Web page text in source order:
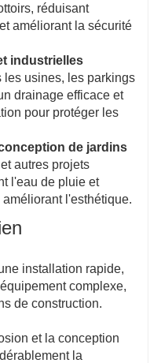
réduisant
améliorant la sécurité
industrielles
les usines, les parkings
drainage efficace et
pour protéger les
de jardins
autres projets
l'eau de pluie et
l'esthétique.
installation rapide,
complexe,
de construction.
et la conception
la